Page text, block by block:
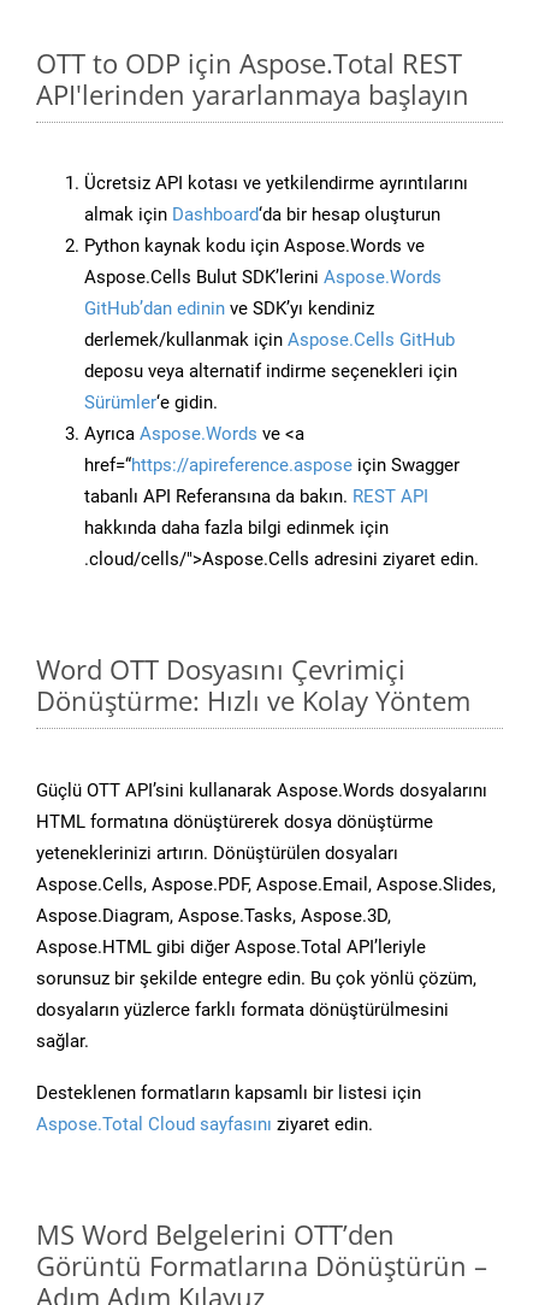
OTT to ODP için Aspose.Total REST
API'lerinden yararlanmaya başlayın
Ücretsiz API kotası ve yetkilendirme ayrıntılarını
almak için Dashboard‘da bir hesap oluşturun
Python kaynak kodu için Aspose.Words ve
Aspose.Cells Bulut SDK’lerini Aspose.Words
GitHub’dan edinin ve SDK’yı kendiniz
derlemek/kullanmak için Aspose.Cells GitHub
deposu veya alternatif indirme seçenekleri için
Sürümler‘e gidin.
Ayrıca Aspose.Words ve <a
href=“https://apireference.aspose için Swagger
tabanlı API Referansına da bakın. REST API
hakkında daha fazla bilgi edinmek için
.cloud/cells/">Aspose.Cells adresini ziyaret edin.
Word OTT Dosyasını Çevrimiçi
Dönüştürme: Hızlı ve Kolay Yöntem
Güçlü OTT API’sini kullanarak Aspose.Words dosyalarını
HTML formatına dönüştürerek dosya dönüştürme
yeteneklerinizi artırın. Dönüştürülen dosyaları
Aspose.Cells, Aspose.PDF, Aspose.Email, Aspose.Slides,
Aspose.Diagram, Aspose.Tasks, Aspose.3D,
Aspose.HTML gibi diğer Aspose.Total API’leriyle
sorunsuz bir şekilde entegre edin. Bu çok yönlü çözüm,
dosyaların yüzlerce farklı formata dönüştürülmesini
sağlar.
Desteklenen formatların kapsamlı bir listesi için
Aspose.Total Cloud sayfasını ziyaret edin.
MS Word Belgelerini OTT’den
Görüntü Formatlarına Dönüştürün –
Adım Adım Kılavuz